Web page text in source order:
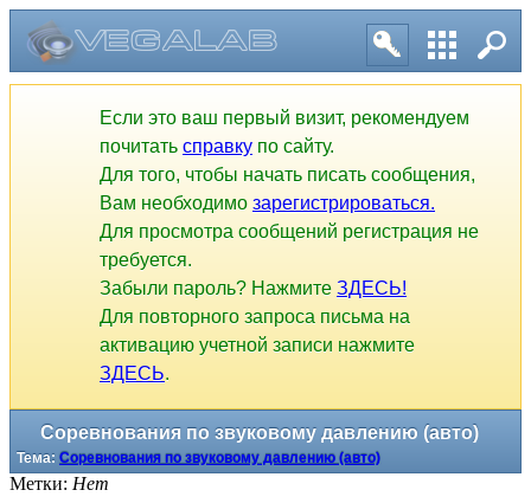
Если это ваш первый визит, рекомендуем
почитать справку по сайту.
Для того, чтобы начать писать сообщения,
Вам необходимо зарегистрироваться.
Для просмотра сообщений регистрация не
требуется.
Забыли пароль? Нажмите ЗДЕСЬ!
Для повторного запроса письма на
активацию учетной записи нажмите
ЗДЕСЬ.
Соревнования по звуковому давлению (авто)
Тема: Соревнования по звуковому давлению (авто)
Метки: Нет